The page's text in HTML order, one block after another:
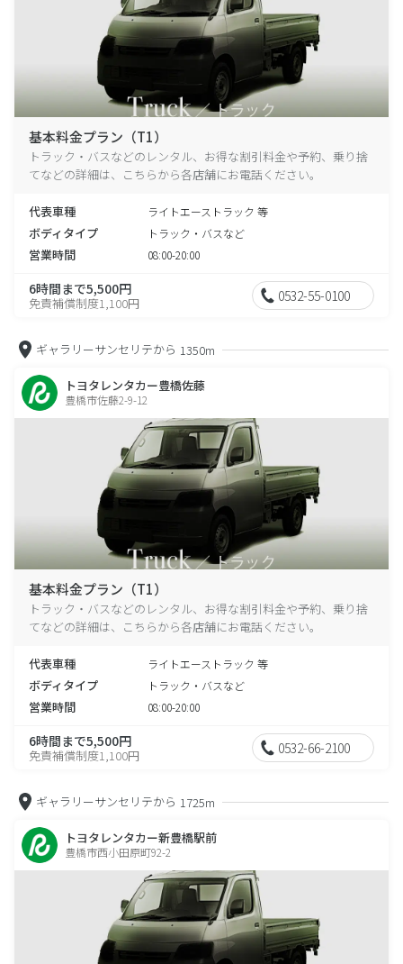
基本料金プラン（T1）
トラック・バスなどのレンタル、お得な割引料金や予約、乗り捨
てなどの詳細は、こちらから各店舗にお電話ください。
代表車種 ライトエーストラック 等
ボディタイプ トラック・バスなど
営業時間 08:00-20:00
6時間まで5,500円
免責補償制度1,100円 0532-55-0100
ギャラリーサンセリテから 1350m
トヨタレンタカー豊橋佐藤
豊橋市佐藤2-9-12
基本料金プラン（T1）
トラック・バスなどのレンタル、お得な割引料金や予約、乗り捨
てなどの詳細は、こちらから各店舗にお電話ください。
代表車種 ライトエーストラック 等
ボディタイプ トラック・バスなど
営業時間 08:00-20:00
6時間まで5,500円
免責補償制度1,100円 0532-66-2100
ギャラリーサンセリテから 1725m
トヨタレンタカー新豊橋駅前
豊橋市西小田原町92-2